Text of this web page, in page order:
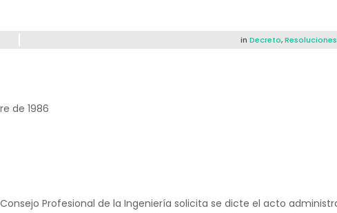
in Decreto,Resoluciones
de 1986
Profesional de la Ingeniería solicita se dicte el acto